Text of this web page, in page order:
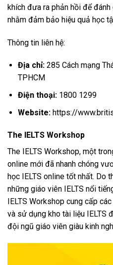
khích đưa ra phản hồi để
nhằm đảm bảo hiệu quả học
Thông tin liên hệ:
Địa chỉ:285 Cách mạng
TPHCM
Điện thoại:1800 1299
Website:https://
The IELTS Workshop
The IELTS Workshop, một
online mới đã nhanh chóng
học IELTS online tốt nhất. Do
những giáo viên IELTS nổi
IELTS Workshop cung cấp
và sử dụng kho tài liệu IELTS
đội ngũ giáo viên giàu kinh